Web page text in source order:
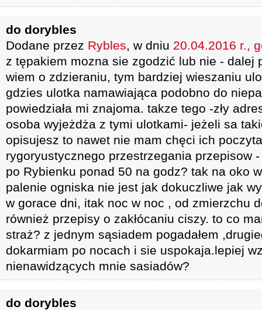
do dorybles
Dodane przez Rybles, w dniu 20.04.2016 r.,
z tępakiem mozna sie zgodzić lub nie - dalej
wiem o zdzieraniu, tym bardziej wieszaniu
gdzies ulotka namawiająca podobno do
powiedziała mi znajoma. takze tego -zły
osoba wyjeżdża z tymi ulotkami- jeżeli sa
opisujesz to nawet nie mam chęci ich
rygoryustycznego przestrzegania przepisow
po Rybienku ponad 50 na godz? tak na oko
palenie ogniska nie jest jak dokuczliwe jak
w gorace dni, itak noc w noc , od zmierzchu
również przepisy o zakłócaniu ciszy. to co
straż? z jednym sąsiadem pogadałem
dokarmiam po nocach i sie uspokaja.lepiej
nienawidzących mnie sasiadów?
do dorybles